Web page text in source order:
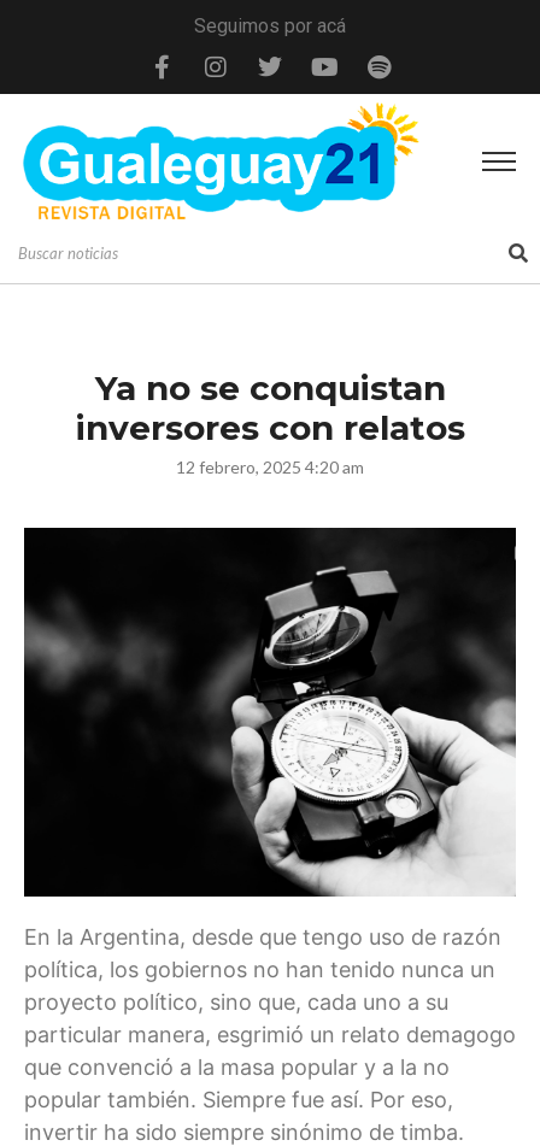
Seguimos por acá
Ya no se conquistan
inversores con relatos
12 febrero, 2025 4:20 am
En la Argentina, desde que tengo uso de razón
política, los gobiernos no han tenido nunca un
proyecto político, sino que, cada uno a su
particular manera, esgrimió un relato demagogo
que convenció a la masa popular y a la no
popular también. Siempre fue así. Por eso,
invertir ha sido siempre sinónimo de timba.